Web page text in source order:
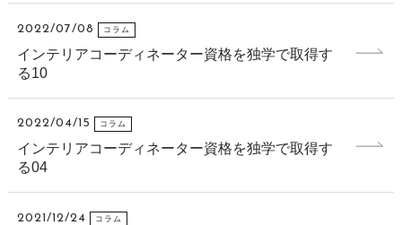
2022/07/08 コラム
インテリアコーディネーター資格を独学で取得す
る10
2022/04/15 コラム
インテリアコーディネーター資格を独学で取得す
る04
2021/12/24 コラム